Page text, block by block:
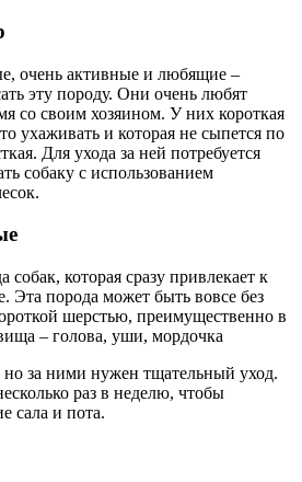
очень активные и любящие –
эту породу. Они очень любят
со своим хозяином. У них короткая
ухаживать и которая не сыпется по
Для ухода за ней потребуется
собаку с использованием
которая сразу привлекает к
Эта порода может быть вовсе без
шерстью, преимущественно в
– голова, уши, мордочка
за ними нужен тщательный уход.
раз в неделю, чтобы
сала и пота.